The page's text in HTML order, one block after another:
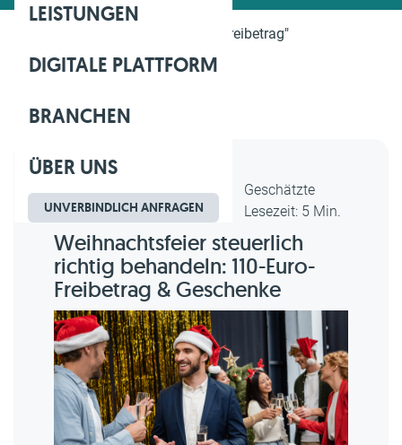
LEISTUNGEN
DIGITALE PLATTFORM
BRANCHEN
ÜBER UNS
UNVERBINDLICH ANFRAGEN
"Freibetrag"
Dipl.-Kfm. Christian Gebert,
erstellt am 26.11.2025
Geschätzte
Lesezeit: 5 Min.
Weihnachtsfeier steuerlich
richtig behandeln: 110-Euro-
Freibetrag & Geschenke